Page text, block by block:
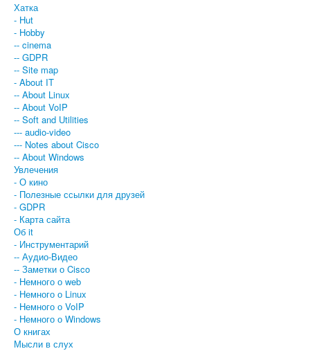
Увлечения
О книгах
Хатка
- Hut
- Hobby
-- cinema
-- GDPR
-- Site map
- About IT
-- About Linux
-- About VoIP
-- Soft and Utilities
--- audio-video
--- Notes about Cisco
-- About Windows
Увлечения
- О кино
- Полезные ссылки для друзей
- GDPR
- Карта сайта
Об it
- Инструментарий
-- Аудио-Видео
-- Заметки о Cisco
- Немного о web
- Немного о Linux
- Немного о VoIP
- Немного о Windows
О книгах
Мысли в слух